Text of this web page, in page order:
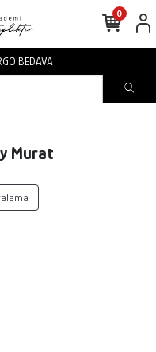
BEDAVA
0
Murat